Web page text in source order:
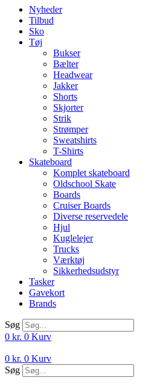
Nyheder
Tilbud
Sko
Tøj
Bukser
Bælter
Headwear
Jakker
Shorts
Skjorter
Strik
Strømper
Sweatshirts
T-Shirts
Skateboard
Komplet skateboard
Oldschool Skate
Boards
Cruiser Boards
Diverse reservedele
Hjul
Kuglelejer
Trucks
Værktøj
Sikkerhedsudstyr
Tasker
Gavekort
Brands
Søg
0 kr. 0 Kurv
0 kr. 0 Kurv
Søg